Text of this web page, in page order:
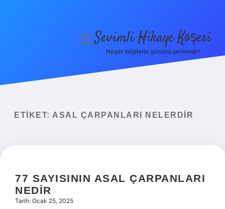
Yasal Uyarı
menüyüSevimli Hikaye Köşesi
Neşeli bilgilerle gününü şenlendir!
ETIKET: ASAL ÇARPANLARI NELERDIR
77 SAYISININ ASAL ÇARPANLARI
NEDIR
Tarih: Ocak 25, 2025